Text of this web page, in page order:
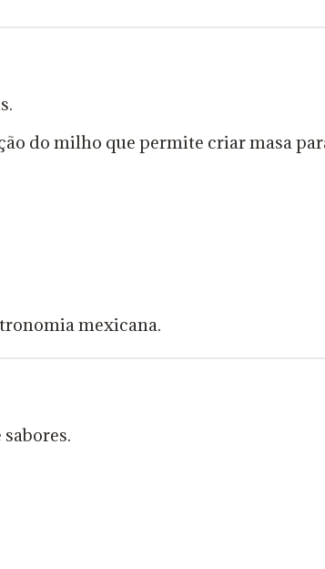
do milho que permite criar masa
mexicana.